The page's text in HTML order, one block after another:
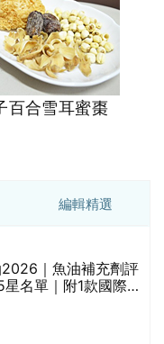
百合雪耳蜜棗
編輯精選
｜魚油補充劑評
名單｜附1款國際